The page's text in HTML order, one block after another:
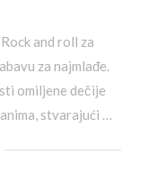
and roll za
za najmlađe.
omiljene dečije
stvarajući …